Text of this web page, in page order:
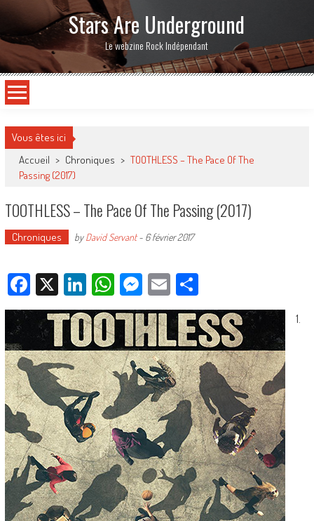
Stars Are Underground
Le webzine Rock Indépendant
Vous êtes ici
Accueil > Chroniques > TOOTHLESS – The Pace Of The
Passing (2017)
TOOTHLESS – The Pace Of The Passing (2017)
Chroniques byDavid Servant- 6 février 2017
Facebook
X LinkedIn
WhatsApp
Messenger
EmailPartager
1.